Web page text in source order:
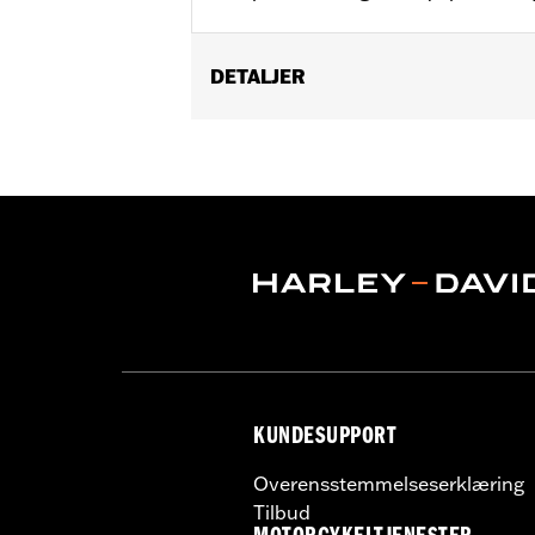
DETALJER
Sold In Units:Pair
Brake & clutch levers,
WARRANTY:1 year limited warranty
KUNDESUPPORT
Overensstemmelseserklæring
Tilbud